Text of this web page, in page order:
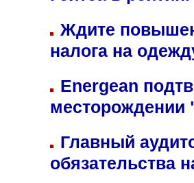
Ждите
налога на
Energean
Главный
обязательства